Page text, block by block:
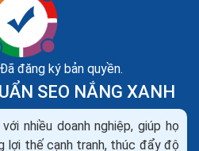
cửa cuốn lắp đặt cửa
đăng ký bản quyền.
SEO NẮNG XANH
nhiều doanh nghiệp, giúp họ
lợi thế cạnh tranh, thúc đẩy độ